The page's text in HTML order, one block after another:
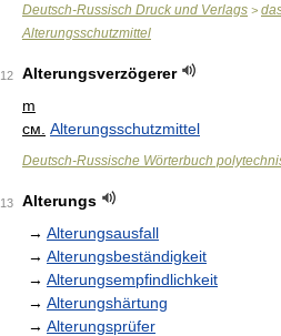
Deutsch-Russisch Druck und Verlags >
Alterungsschutzmittel
12
Alterungsverzögerer
m
см. Alterungsschutzmittel
Deutsch-Russische Wörterbuch
13
Alterungs
→ Alterungsausfall
→ Alterungsbeständigkeit
→ Alterungsempfindlichkeit
→ Alterungshärtung
→ Alterungsprüfer